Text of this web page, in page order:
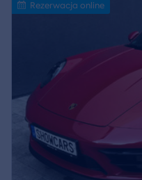
Rezerwacja online